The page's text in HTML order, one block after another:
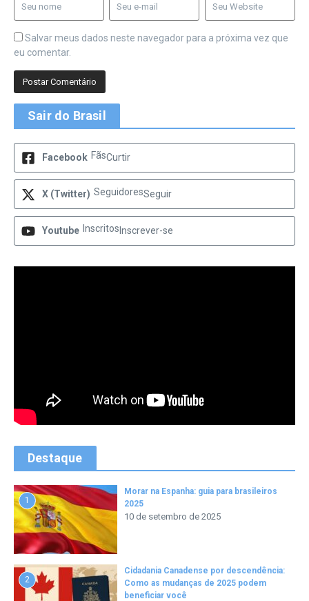
Salvar meus dados neste navegador para a próxima vez que
eu comentar.
Sair do Brasil
Facebook FãsCurtir
X (Twitter) SeguidoresSeguir
Youtube Inscritos Inscrever-se
Destaque
1
Morar na Espanha: guia para brasileiros
2025
10 de setembro de 2025
2
Cidadania Canadense por descendência:
Como as mudanças de 2025 podem
beneficiar você